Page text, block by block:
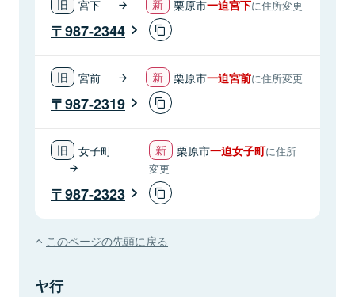
宮下 栗原市一迫宮下に住所変更
987-2344
宮前 栗原市一迫宮前に住所変更
987-2319
女子町 栗原市一迫女子町に住所
変更
987-2323
このページの先頭に戻る
ヤ行